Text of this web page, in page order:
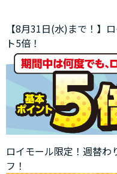
【8月31日(水)まで！】
ト5倍！
ロイモール限定！週替わ
フ！